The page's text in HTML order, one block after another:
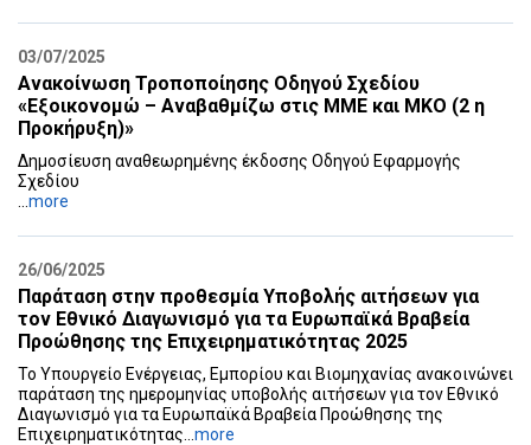
03/07/2025
Ανακοίνωση Τροποποίησης Οδηγού Σχεδίου
«Εξοικονομώ – Αναβαθμίζω στις ΜΜΕ και ΜΚΟ (2 η
Προκήρυξη)»
Δημοσίευση αναθεωρημένης έκδοσης Οδηγού Εφαρμογής
Σχεδίου
more
26/06/2025
Παράταση στην προθεσμία Υποβολής αιτήσεων για
τον Εθνικό Διαγωνισμό για τα Ευρωπαϊκά Βραβεία
Προώθησης της Επιχειρηματικότητας 2025
Το Υπουργείο Ενέργειας, Εμπορίου και Βιομηχανίας ανακοινώνει
παράταση της ημερομηνίας υποβολής αιτήσεων για τον Εθνικό
Διαγωνισμό για τα Ευρωπαϊκά Βραβεία Προώθησης της
Επιχειρηματικότητας... more